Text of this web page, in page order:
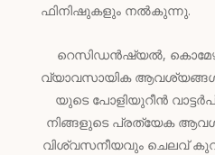
ഫിനിഷുകളും നൽകുന്നു.
റെസിഡൻഷ്യൽ,
വ്യാവസായിക
യുടെ പോളിയുറീൻ
നിങ്ങളുടെ പ്രത്യേക
വിശ്വസനീയവും ചെലവ്